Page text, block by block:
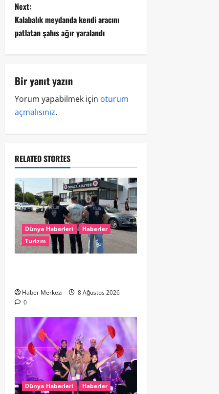
Next:
Kalabalık meydanda kendi aracını
patlatan şahıs ağır yaralandı
Bir yanıt yazın
Yorum yapabilmek için oturum
açmalısınız.
RELATED STORIES
Dünya Haberleri
Haberler
Turizm
Haber Merkezi
8 Ağustos 2026
0
Dünya Haberleri Haberler